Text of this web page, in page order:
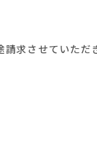
求させていただ